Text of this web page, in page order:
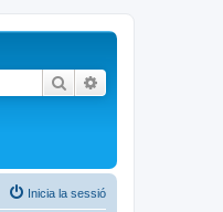
Cerca
Inicia la sessió